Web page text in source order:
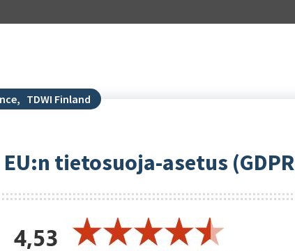
, TDWI Finland
EU:n tietosuoja-asetus